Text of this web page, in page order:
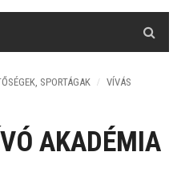
SPORTÁGAK
VÍVÁS
AKADÉMIA